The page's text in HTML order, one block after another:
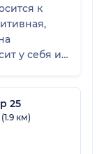
к
у себя и
25
км)